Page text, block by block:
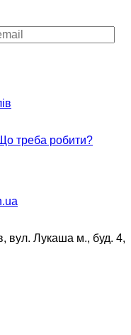
треба робити?
вул. Лукаша м., буд. 4,